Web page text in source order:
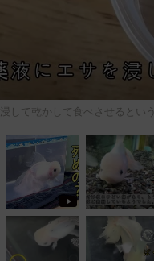
して乾かして食べさせるとい